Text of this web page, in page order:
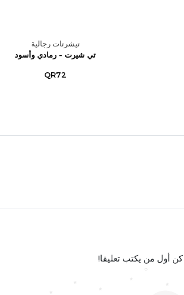
تيشرتات رجالية
تي شيرت - رمادي وأسود
QR72
كن أول من يكتب تعليقا!